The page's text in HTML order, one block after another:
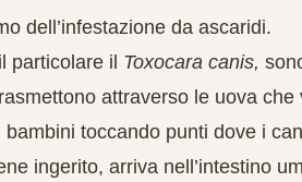
dell’infestazione da ascaridi.
particolare il Toxocara canis,
attraverso le uova
toccando punti dove i
ingerito, arriva nell’intestino